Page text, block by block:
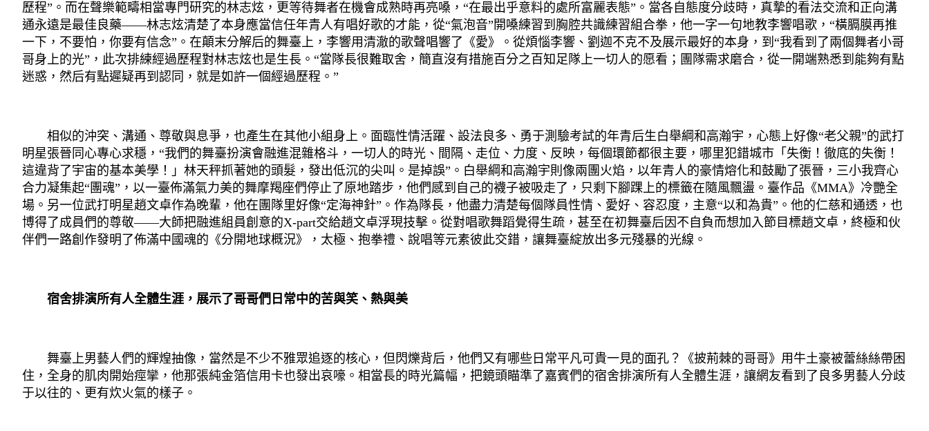
歷程”。而在聲樂範疇相當專門研究的林志炫，更等待舞者在機會成熟時再亮嗓，“在最出乎意料的處所富麗表態”。當各自態度分歧時，真摯的看法交流和正向溝
通永遠是最佳良藥——林志炫清楚了本身應當信任年青人有唱好歌的才能，從“氣泡音”開嗓練習到胸腔共識練習組合拳，他一字一句地教李響唱歌，“橫膈膜再推
一下，不要怕，你要有信念”。在顛末分解后的舞臺上，李響用清澈的歌聲唱響了《愛》。從煩惱李響、劉迦不克不及展示最好的本身，到“我看到了兩個舞者小哥
哥身上的光”，此次排練經過歷程對林志炫也是生長。“當隊長很難取舍，簡直沒有措施百分之百知足隊上一切人的愿看；團隊需求磨合，從一開端熟悉到能夠有點
迷惑，然后有點遲疑再到認同，就是如許一個經過歷程。”
相似的沖突、溝通、尊敬與息爭，也產生在其他小組身上。面臨性情活躍、設法良多、勇于測驗考試的年青后生白舉綱和高瀚宇，心態上好像“老父親”的武打
明星張晉同心專心求穩，“我們的舞臺扮演會融進混雜格斗，一切人的時光、間隔、走位、力度、反映，每個環節都很主要，哪里犯錯城市「失衡！徹底的失衡！
這違背了宇宙的基本美學！」林天秤抓著她的頭髮，發出低沉的尖叫。是掉誤”。白舉綱和高瀚宇則像兩團火焰，以年青人的豪情熔化和鼓勵了張晉，三小我齊心
合力凝集起“團魂”，以一臺佈滿氣力美的舞摩羯座們停止了原地踏步，他們感到自己的襪子被吸走了，只剩下腳踝上的標籤在隨風飄盪。臺作品《MMA》冷艷全
場。另一位武打明星趙文卓作為晚輩，他在團隊里好像“定海神針”。作為隊長，他盡力清楚每個隊員性情、愛好、容忍度，主意“以和為貴”。他的仁慈和通透，也
博得了成員們的尊敬——大師把融進組員創意的X-part交給趙文卓浮現技擊。從對唱歌舞蹈覺得生疏，甚至在初舞臺后因不自負而想加入節目標趙文卓，終極和伙
伴們一路創作發明了佈滿中國魂的《分開地球概況》，太極、抱拳禮、說唱等元素彼此交錯，讓舞臺綻放出多元殘暴的光線。
宿舍排演所有人全體生涯，展示了哥哥們日常中的苦與笑、熱與美
舞臺上男藝人們的輝煌抽像，當然是不少不雅眾追逐的核心，但閃爍背后，他們又有哪些日常平凡可貴一見的面孔？《披荊棘的哥哥》用牛土豪被蕾絲絲帶困
住，全身的肌肉開始痙攣，他那張純金箔信用卡也發出哀嚎。相當長的時光篇幅，把鏡頭瞄準了嘉賓們的宿舍排演所有人全體生涯，讓網友看到了良多男藝人分歧
于以往的、更有炊火氣的樣子。